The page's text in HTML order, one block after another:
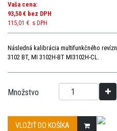
Vaša cena:
93,50 € bez DPH
115,01 € s DPH
Následná kalibrácia multifunkčného
3102 BT, MI 3102H-BT MI3102H-CL.
Množstvo
VLOŽIŤ DO KOŠÍKA